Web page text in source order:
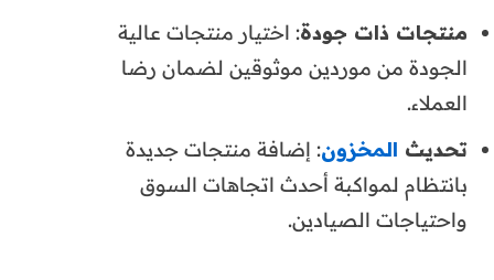
منتجات ذات جودة: اختيار منتجات عالية
الجودة من موردين موثوقين لضمان رضا
العملاء.
تحديث المخزون: إضافة منتجات جديدة
بانتظام لمواكبة أحدث اتجاهات السوق
واحتياجات الصيادين.